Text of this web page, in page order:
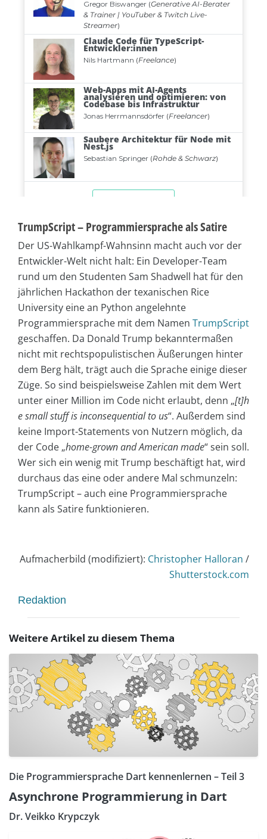
TrumpScript – Programmiersprache als Satire
Der US-Wahlkampf-Wahnsinn macht auch vor der
Entwickler-Welt nicht halt: Ein Developer-Team
rund um den Studenten Sam Shadwell hat für den
jährlichen Hackathon der texanischen Rice
University eine an Python angelehnte
Programmiersprache mit dem Namen TrumpScript
geschaffen. Da Donald Trump bekanntermaßen
nicht mit rechtspopulistischen Äußerungen hinter
dem Berg hält, trägt auch die Sprache einige dieser
Züge. So sind beispielsweise Zahlen mit dem Wert
unter einer Million im Code nicht erlaubt, denn „[t]h
e small stuff is inconsequential to us“. Außerdem sind
keine Import-Statements von Nutzern möglich, da
der Code „home-grown and American made“ sein soll.
Wer sich ein wenig mit Trump beschäftigt hat, wird
durchaus das eine oder andere Mal schmunzeln:
TrumpScript – auch eine Programmiersprache
kann als Satire funktionieren.
Aufmacherbild (modifiziert): Christopher Halloran /
Shutterstock.com
Redaktion
Weitere Artikel zu diesem Thema
Die Programmiersprache Dart kennenlernen – Teil 3
Asynchrone Programmierung in Dart
Dr. Veikko Krypczyk